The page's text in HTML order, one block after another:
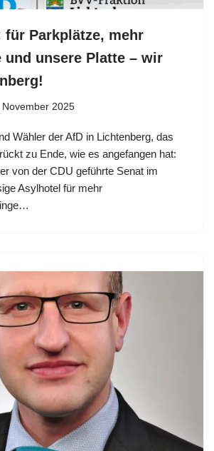
für Parkplätze, mehr
und unsere Platte – wir
November 2025
Wähler der AfD in Lichtenberg, das
zu Ende, wie es angefangen hat:
von der CDU geführte Senat im
Asylhotel für mehr